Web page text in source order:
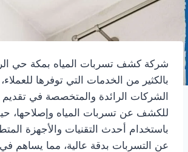
شركة كشف تسربات المياه بمكة حي
بالكثير من الخدمات التي توفرها
الشركات الرائدة والمتخصصة في تقديم
للكشف عن تسربات المياه وإصلاحها،
باستخدام أحدث التقنيات والأجهزة
عن التسربات بدقة عالية، مما يساهم